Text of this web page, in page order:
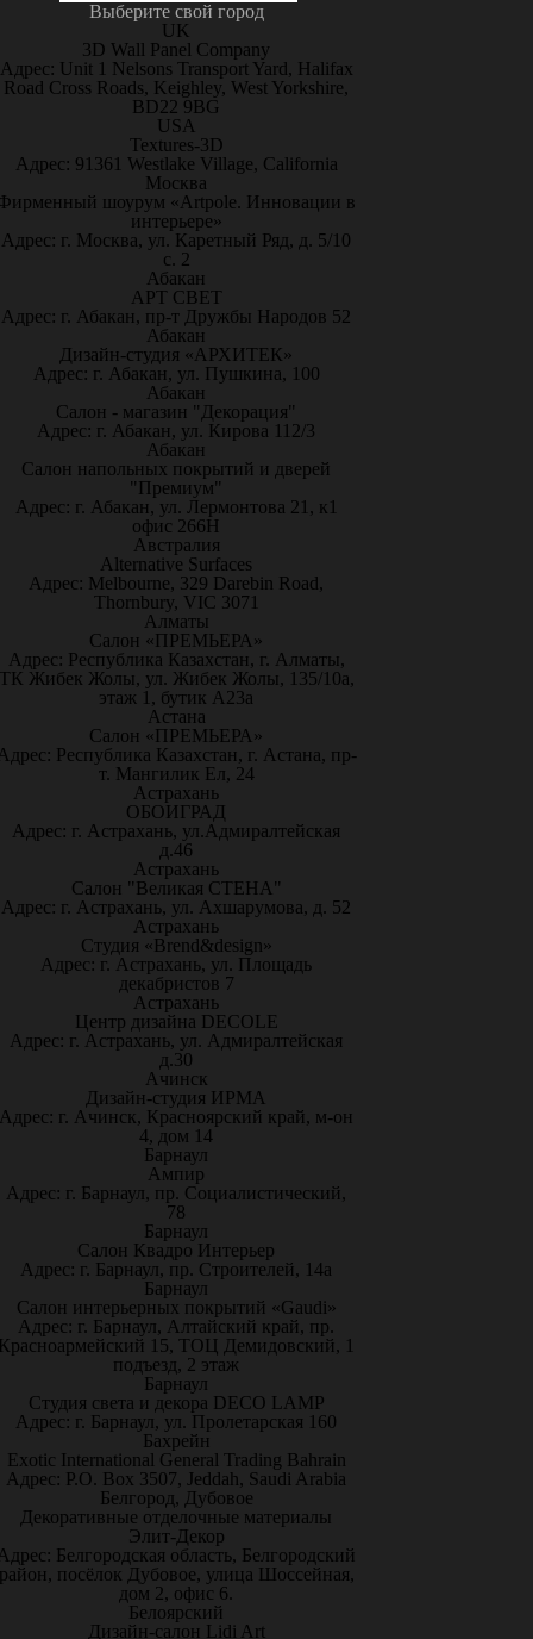
Выберите свой город
UK
3D Wall Panel Company
Адрес: Unit 1 Nelsons Transport Yard, Halifax
Road Cross Roads, Keighley, West Yorkshire,
BD22 9BG
USA
Textures-3D
Адрес: 91361 Westlake Village, California
Москва
шоурум «Artpole. Инновации в
интерьере»
Адрес: г. Москва, ул. Каретный Ряд, д. 5/10
с. 2
Абакан
АРТ СВЕТ
Адрес: г. Абакан, пр-т Дружбы Народов 52
Абакан
Дизайн-студия «АРХИТЕК»
Адрес: г. Абакан, ул. Пушкина, 100
Абакан
Салон - магазин "Декорация"
Адрес: г. Абакан, ул. Кирова 112/3
Абакан
Салон напольных покрытий и дверей
"Премиум"
Адрес: г. Абакан, ул. Лермонтова 21, к1
офис 266Н
Австралия
Alternative Surfaces
Адрес: Melbourne, 329 Darebin Road,
Thornbury, VIC 3071
Алматы
Салон «ПРЕМЬЕРА»
Адрес: Республика Казахстан, г. Алматы,
Жибек Жолы, ул. Жибек Жолы, 135/10а,
этаж 1, бутик А23а
Астана
Салон «ПРЕМЬЕРА»
Республика Казахстан, г. Астана, пр-
т. Мангилик Ел, 24
Астрахань
ОБОИГРАД
Адрес: г. Астрахань, ул.Адмиралтейская
д.46
Астрахань
Салон "Великая СТЕНА"
Адрес: г. Астрахань, ул. Ахшарумова, д. 52
Астрахань
Студия «Brend&design»
Адрес: г. Астрахань, ул. Площадь
декабристов 7
Астрахань
Центр дизайна DECOLE
Адрес: г. Астрахань, ул. Адмиралтейская
д.30
Ачинск
Дизайн-студия ИРМА
Адрес: г. Ачинск, Красноярский край, м-он
4, дом 14
Барнаул
Ампир
Адрес: г. Барнаул, пр. Социалистический,
78
Барнаул
Салон Квадро Интерьер
Адрес: г. Барнаул, пр. Строителей, 14а
Барнаул
Салон интерьерных покрытий «Gaudi»
Адрес: г. Барнаул, Алтайский край, пр.
15, ТОЦ Демидовский, 1
подъезд, 2 этаж
Барнаул
Студия света и декора DECO LAMP
Адрес: г. Барнаул, ул. Пролетарская 160
Бахрейн
Exotic International General Trading Bahrain
Адрес: P.O. Box 3507, Jeddah, Saudi Arabia
Белгород, Дубовое
Декоративные отделочные материалы
Элит-Декор
Белгородская область, Белгородский
посёлок Дубовое, улица Шоссейная,
дом 2, офис 6.
Белоярский
Дизайн-салон Lidi Art